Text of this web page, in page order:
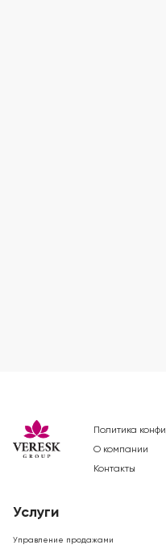
О компании
Контакты
Политика
Услуги
Управление продажами